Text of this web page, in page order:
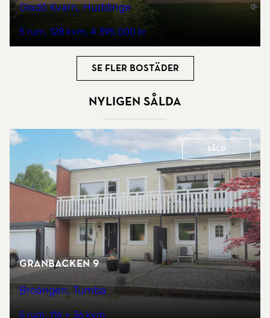
Gladö Kvarn, Huddinge
5 rum 128 kvm 4 395 000 kr
Se fler bostäder
Nyligen sålda
Såld
Granbacken 9
Broängen, Tumba
5 rum 116 + 36 kvm